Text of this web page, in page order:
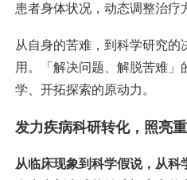
患者身体状况，动态调整治疗
从自身的苦难，到科学研究的
用。「解决问题、解脱苦难
学、开拓探索的原动力。
发力疾病科研转化，照亮
从临床现象到科学假说，从科